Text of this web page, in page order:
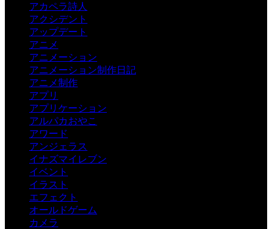
アカペラ詩人
アクシデント
アップデート
アニメ
アニメーション
アニメーション制作日記
アニメ制作
アプリ
アプリケーション
アルパカおやこ
アワード
アンジェラス
イナズマイレブン
イベント
イラスト
エフェクト
オールドゲーム
カメラ